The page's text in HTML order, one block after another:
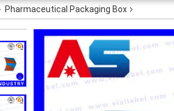
Pharmaceutical Packaging Box